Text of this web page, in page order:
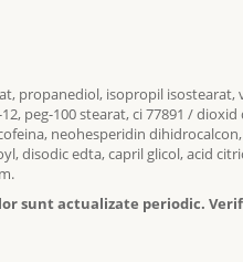
propanediol, isopropil
peg-100 stearat, ci 77891 /
neohesperidin
disodic edta, capril glicol, acid
sunt actualizate periodic.